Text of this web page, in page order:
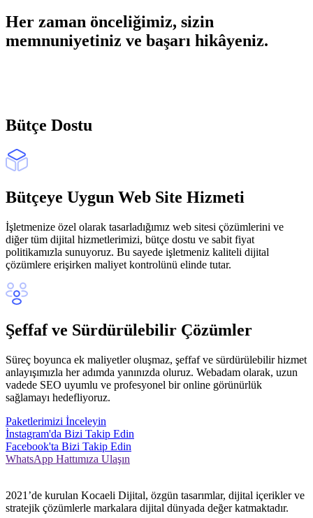
Her zaman önceliğimiz, sizin
memnuniyetiniz ve başarı hikâyeniz.
Bütçe Dostu
Bütçeye Uygun Web Site Hizmeti
İşletmenize özel olarak tasarladığımız web sitesi çözümlerini ve
diğer tüm dijital hizmetlerimizi, bütçe dostu ve sabit fiyat
politikamızla sunuyoruz. Bu sayede işletmeniz kaliteli dijital
çözümlere erişirken maliyet kontrolünü elinde tutar.
Şeffaf ve Sürdürülebilir Çözümler
Süreç boyunca ek maliyetler oluşmaz, şeffaf ve sürdürülebilir hizmet
anlayışımızla her adımda yanınızda oluruz. Webadam olarak, uzun
vadede SEO uyumlu ve profesyonel bir online görünürlük
sağlamayı hedefliyoruz.
Paketlerimizi İnceleyin
İnstagram'da Bizi Takip Edin
Facebook'ta Bizi Takip Edin
WhatsApp Hattımıza Ulaşın
2021’de kurulan Kocaeli Dijital, özgün tasarımlar, dijital içerikler ve
stratejik çözümlerle markalara dijital dünyada değer katmaktadır.